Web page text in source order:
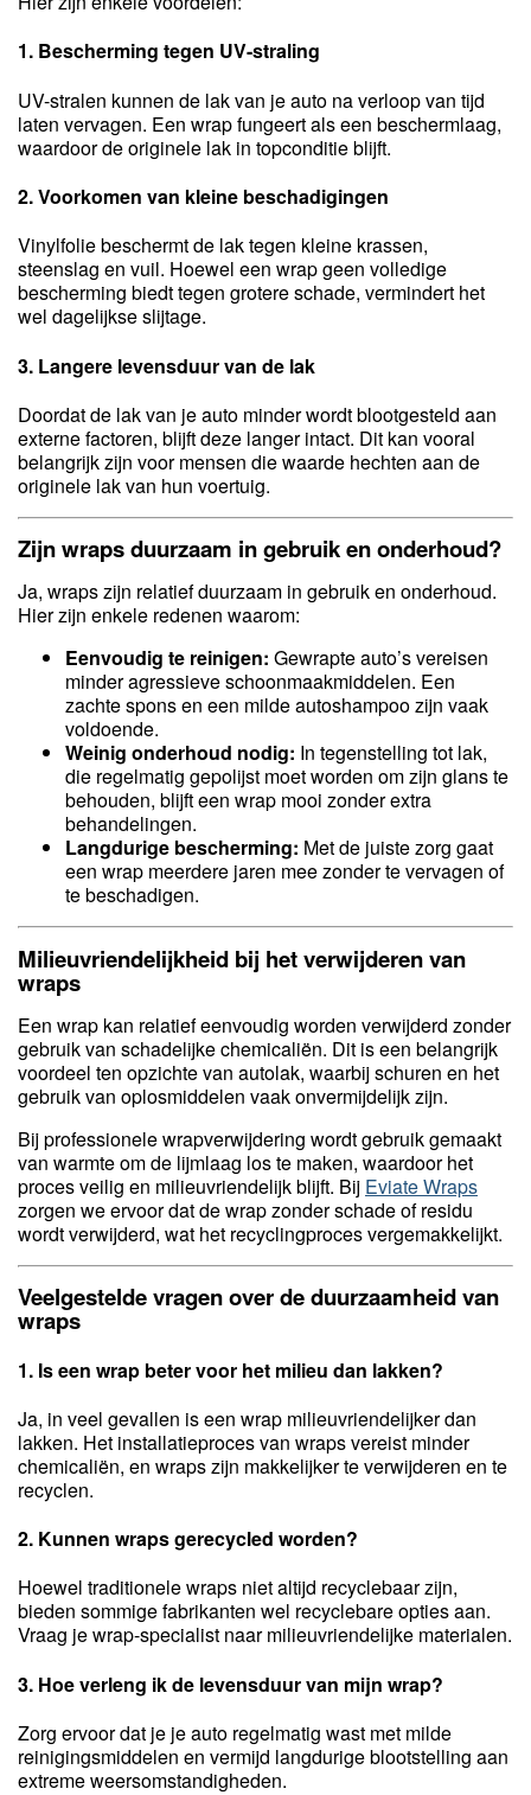
1. Bescherming tegen UV-straling
UV-stralen kunnen de lak van je auto na verloop van tijd
laten vervagen. Een wrap fungeert als een beschermlaag,
waardoor de originele lak in topconditie blijft.
2. Voorkomen van kleine beschadigingen
Vinylfolie beschermt de lak tegen kleine krassen,
steenslag en vuil. Hoewel een wrap geen volledige
bescherming biedt tegen grotere schade, vermindert het
wel dagelijkse slijtage.
3. Langere levensduur van de lak
Doordat de lak van je auto minder wordt blootgesteld aan
externe factoren, blijft deze langer intact. Dit kan vooral
belangrijk zijn voor mensen die waarde hechten aan de
originele lak van hun voertuig.
Zijn wraps duurzaam in gebruik en onderhoud?
Ja, wraps zijn relatief duurzaam in gebruik en onderhoud.
Hier zijn enkele redenen waarom:
Eenvoudig te reinigen: Gewrapte auto’s vereisen
minder agressieve schoonmaakmiddelen. Een
zachte spons en een milde autoshampoo zijn vaak
voldoende.
Weinig onderhoud nodig: In tegenstelling tot lak,
die regelmatig gepolijst moet worden om zijn glans te
behouden, blijft een wrap mooi zonder extra
behandelingen.
Langdurige bescherming: Met de juiste zorg gaat
een wrap meerdere jaren mee zonder te vervagen of
te beschadigen.
Milieuvriendelijkheid bij het verwijderen van
wraps
Een wrap kan relatief eenvoudig worden verwijderd zonder
gebruik van schadelijke chemicaliën. Dit is een belangrijk
voordeel ten opzichte van autolak, waarbij schuren en het
gebruik van oplosmiddelen vaak onvermijdelijk zijn.
Bij professionele wrapverwijdering wordt gebruik gemaakt
van warmte om de lijmlaag los te maken, waardoor het
proces veilig en milieuvriendelijk blijft. Bij Eviate Wraps
zorgen we ervoor dat de wrap zonder schade of residu
wordt verwijderd, wat het recyclingproces vergemakkelijkt.
Veelgestelde vragen over de duurzaamheid van
wraps
1. Is een wrap beter voor het milieu dan lakken?
Ja, in veel gevallen is een wrap milieuvriendelijker dan
lakken. Het installatieproces van wraps vereist minder
chemicaliën, en wraps zijn makkelijker te verwijderen en te
recyclen.
2. Kunnen wraps gerecycled worden?
Hoewel traditionele wraps niet altijd recyclebaar zijn,
bieden sommige fabrikanten wel recyclebare opties aan.
Vraag je wrap-specialist naar milieuvriendelijke materialen.
3. Hoe verleng ik de levensduur van mijn wrap?
Zorg ervoor dat je je auto regelmatig wast met milde
reinigingsmiddelen en vermijd langdurige blootstelling aan
extreme weersomstandigheden.